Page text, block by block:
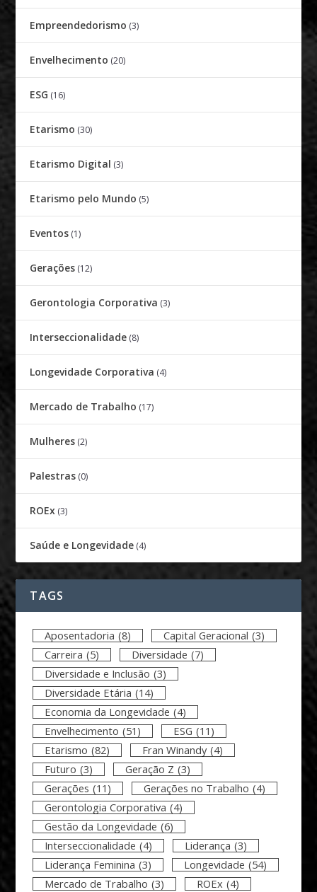
Empreendedorismo (3)
Envelhecimento (20)
ESG (16)
Etarismo (30)
Etarismo Digital (3)
Etarismo pelo Mundo (5)
Eventos (1)
Gerações (12)
Gerontologia Corporativa (3)
Interseccionalidade (8)
Longevidade Corporativa (4)
Mercado de Trabalho (17)
Mulheres (2)
Palestras (0)
ROEx (3)
Saúde e Longevidade (4)
TAGS
Aposentadoria (8) Capital Geracional (3)
Carreira (5) Diversidade (7)
Diversidade e Inclusão (3)
Diversidade Etária (14)
Economia da Longevidade (4)
Envelhecimento (51) ESG (11)
Etarismo (82) Fran Winandy (4)
Futuro (3) Geração Z (3)
Gerações (11) Gerações no Trabalho (4)
Gerontologia Corporativa (4)
Gestão da Longevidade (6)
Interseccionalidade (4) Liderança (3)
Liderança Feminina (3) Longevidade (54)
Mercado de Trabalho (3) ROEx (4)